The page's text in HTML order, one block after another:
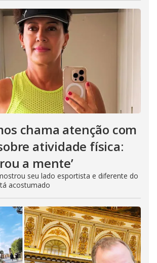
chama atenção com
atividade física:
a mente’
seu lado esportista e diferente do
acostumado